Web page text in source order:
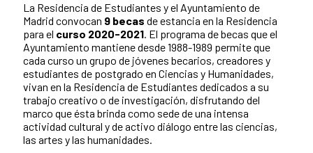
La Residencia de Estudiantes y el Ayuntamiento de
Madrid convocan 9 becas de estancia en la Residencia
para el curso 2020-2021. El programa de becas que el
Ayuntamiento mantiene desde 1988-1989 permite que
cada curso un grupo de jóvenes becarios, creadores y
estudiantes de postgrado en Ciencias y Humanidades,
vivan en la Residencia de Estudiantes dedicados a su
trabajo creativo o de investigación, disfrutando del
marco que ésta brinda como sede de una intensa
actividad cultural y de activo diálogo entre las ciencias,
las artes y las humanidades.